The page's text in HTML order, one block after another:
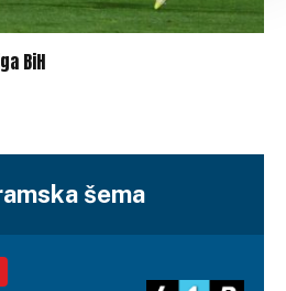
BiH
šema